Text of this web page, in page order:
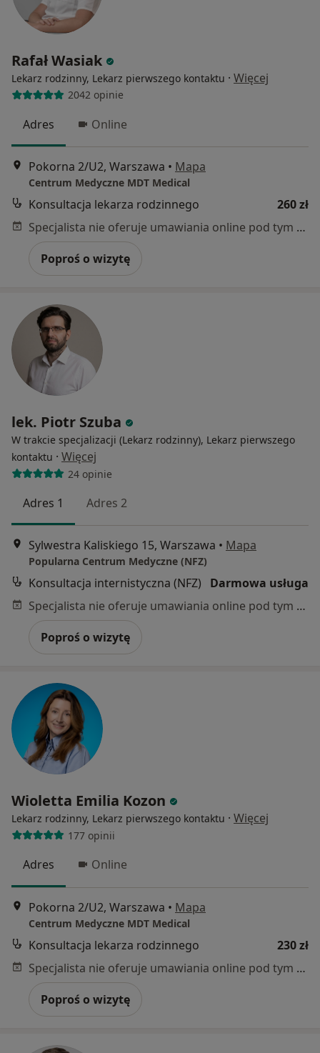
Rafał Wasiak
Lekarz rodzinny, Lekarz pierwszego kontaktu · Więcej
2042 opinie
Adres Online
Pokorna 2/U2, Warszawa • Mapa
Centrum Medyczne MDT Medical
Konsultacja lekarza rodzinnego
260 zł
Specjalista nie oferuje umawiania online pod tym adresem.
Poproś o wizytę
lek. Piotr Szuba
W trakcie specjalizacji (Lekarz rodzinny), Lekarz pierwszego
kontaktu · Więcej
24 opinie
Adres 1 Adres 2
Sylwestra Kaliskiego 15, Warszawa • Mapa
Popularna Centrum Medyczne (NFZ)
Konsultacja internistyczna (NFZ)
Darmowa usługa
Specjalista nie oferuje umawiania online pod tym adresem.
Poproś o wizytę
Wioletta Emilia Kozon
Lekarz rodzinny, Lekarz pierwszego kontaktu · Więcej
177 opinii
Adres Online
Pokorna 2/U2, Warszawa • Mapa
Centrum Medyczne MDT Medical
Konsultacja lekarza rodzinnego
230 zł
Specjalista nie oferuje umawiania online pod tym adresem.
Poproś o wizytę